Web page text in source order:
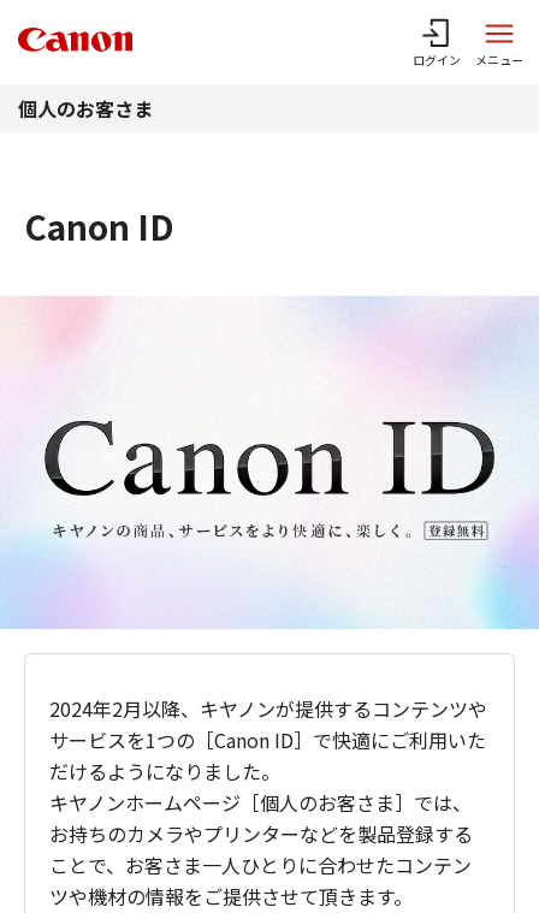
ログイン メニュー
個人のお客さま
Canon ID
2024年2月以降、キヤノンが提供するコンテンツや
サービスを1つの［Canon ID］で快適にご利用いた
だけるようになりました。
キヤノンホームページ［個人のお客さま］では、
お持ちのカメラやプリンターなどを製品登録する
ことで、お客さま一人ひとりに合わせたコンテン
ツや機材の情報をご提供させて頂きます。